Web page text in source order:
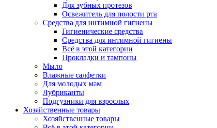
Для зубных протезов
Освежитель для полости рта
Средства для интимной гигиены
Гигиенические средства
Средства для интимной гигиены
Всё в этой категории
Прокладки и тампоны
Мыло
Влажные салфетки
Для молодых мам
Лубриканты
Подгузники для взрослых
Хозяйственные товары
Хозяйственные товары